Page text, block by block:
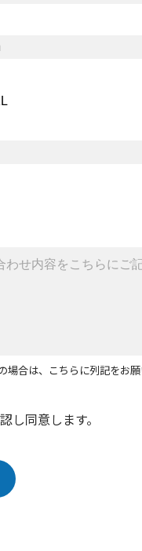
場合は、こちらに列記をお願
し同意します。